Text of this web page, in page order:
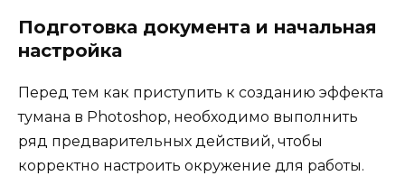
Подготовка документа и начальная
настройка
Перед тем как приступить к созданию эффекта
тумана в Photoshop, необходимо выполнить
ряд предварительных действий, чтобы
корректно настроить окружение для работы.